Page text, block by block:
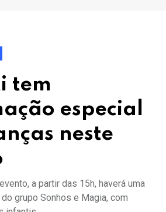
tem
especial
neste
a partir das 15h, haverá uma
grupo Sonhos e Magia, com